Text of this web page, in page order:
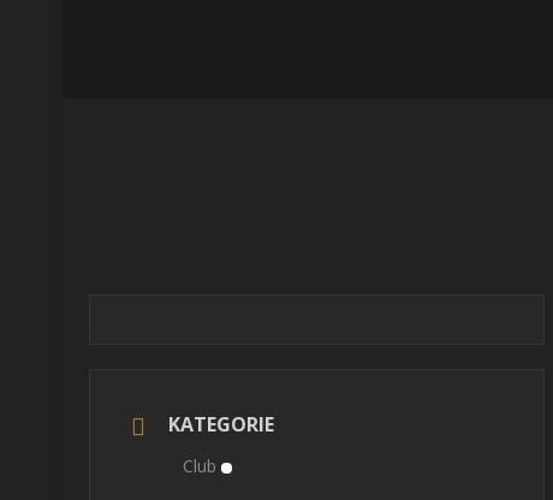
KATEGORIE
Club